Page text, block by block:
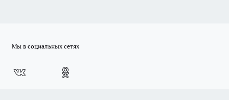
Мы в социальных сетях